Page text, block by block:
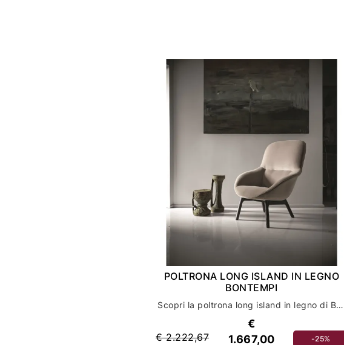
POLTRONA LONG ISLAND IN LEGNO
BONTEMPI
Scopri la poltrona long island in legno di Bontempi: eleganza e comfort per il tuo salotto
€ 2.222,67
€
1.667,00
-25%